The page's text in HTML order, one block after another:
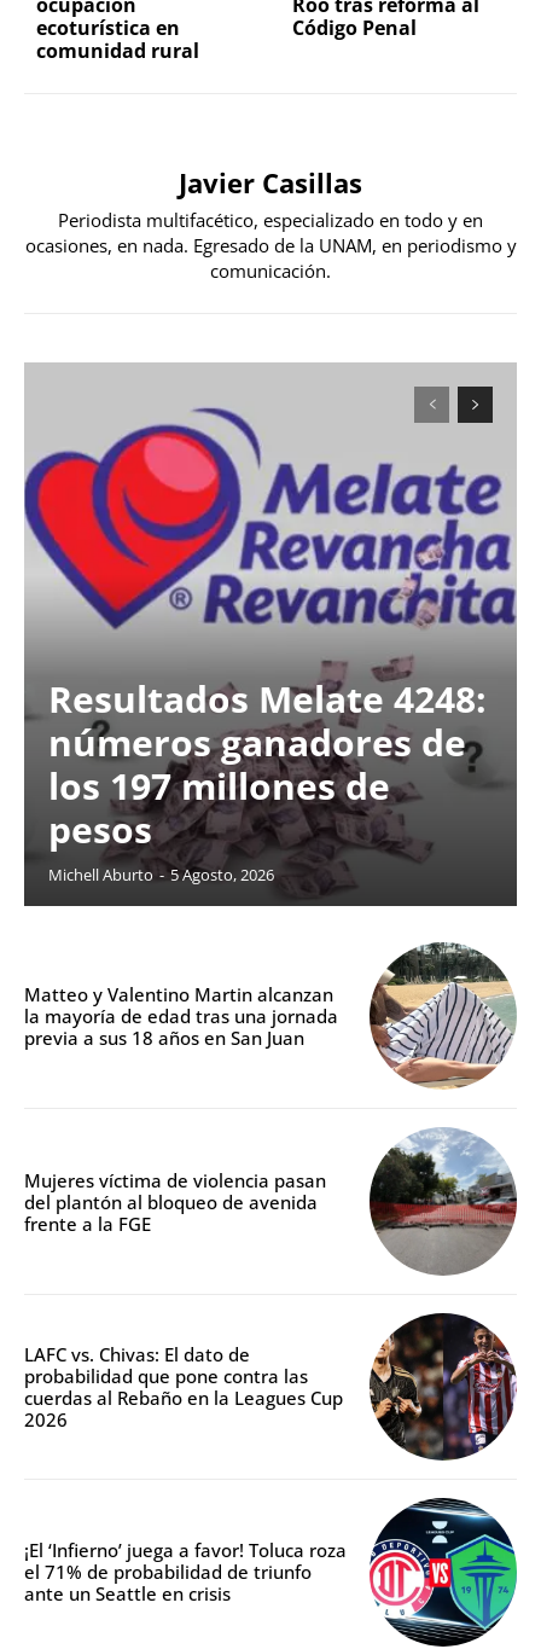
ecoturística en
comunidad rural
Código Penal
Javier Casillas
Periodista multifacético, especializado en todo y en
ocasiones, en nada. Egresado de la UNAM, en periodismo y
comunicación.
Resultados Melate 4248:
números ganadores de
los 197 millones de
pesos
Michell Aburto - 5 Agosto, 2026
Matteo y Valentino Martin alcanzan
la mayoría de edad tras una jornada
previa a sus 18 años en San Juan
Mujeres víctima de violencia pasan
del plantón al bloqueo de avenida
frente a la FGE
LAFC vs. Chivas: El dato de
probabilidad que pone contra las
cuerdas al Rebaño en la Leagues Cup
2026
¡El ‘Infierno’ juega a favor! Toluca roza
el 71% de probabilidad de triunfo
ante un Seattle en crisis